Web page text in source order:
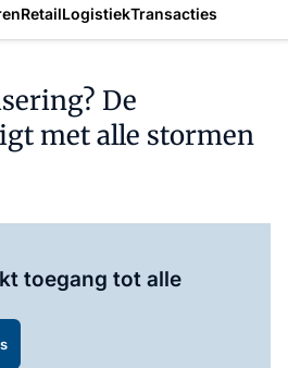
RetailLogistiekTransacties
De
met alle stormen
toegang tot alle